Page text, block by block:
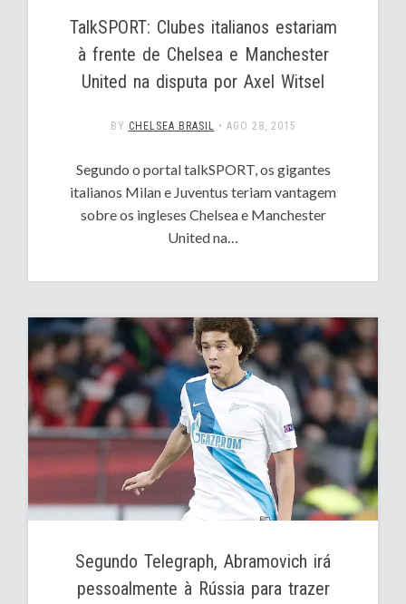
TalkSPORT: Clubes italianos estariam
à frente de Chelsea e Manchester
United na disputa por Axel Witsel
BY CHELSEA BRASIL • AGO 28, 2015
Segundo o portal talkSPORT, os gigantes
italianos Milan e Juventus teriam vantagem
sobre os ingleses Chelsea e Manchester
United na…
Segundo Telegraph, Abramovich irá
pessoalmente à Rússia para trazer